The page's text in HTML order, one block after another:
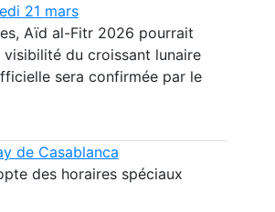
21 mars
Aïd al-Fitr 2026 pourrait
du croissant lunaire
sera confirmée par le
de Casablanca
des horaires spéciaux